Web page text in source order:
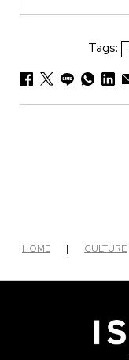
Tags:
HOME | CULTURE